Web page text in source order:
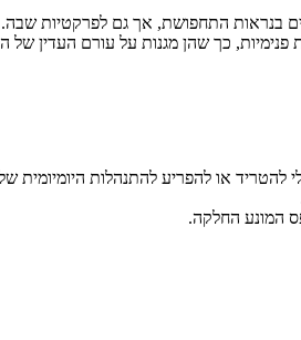
ואינן כוללות תוויות פנימיות, כך שהן מגנות על
או להפריע להתנהלות היומיומית של
המונע החלקה.